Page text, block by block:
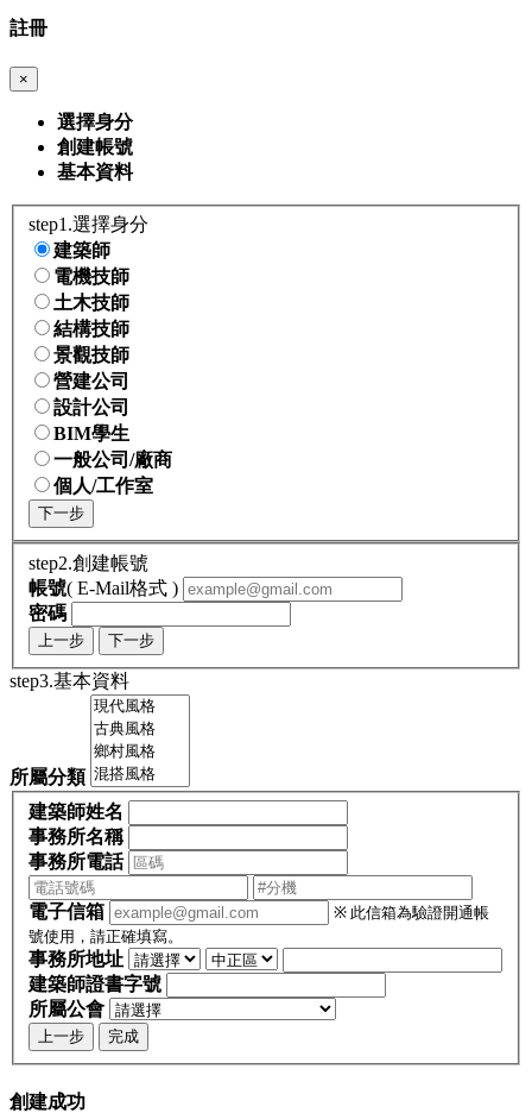
註冊
×
選擇身分
創建帳號
基本資料
step1.選擇身分
建築師
電機技師
土木技師
結構技師
景觀技師
營建公司
設計公司
BIM學生
一般公司/廠商
個人/工作室
下一步
step2.創建帳號
帳號( E-Mail格式 )
密碼
上一步 下一步
step3.基本資料
所屬分類
建築師姓名
事務所名稱
事務所電話
電子信箱
※ 此信箱為驗證開通帳
號使用，請正確填寫。
事務所地址
建築師證書字號
所屬公會
上一步 完成
創建成功